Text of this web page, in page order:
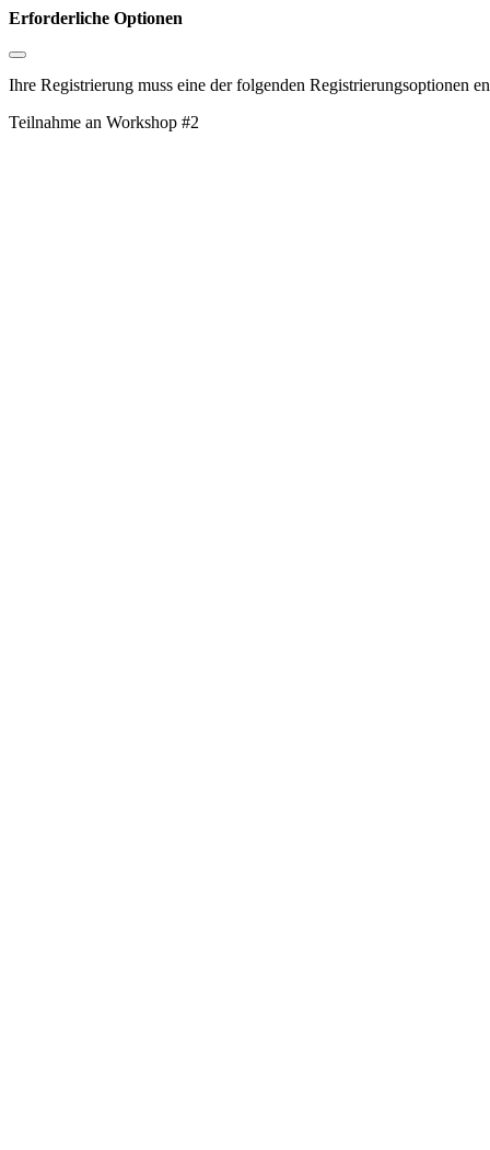
Erforderliche Optionen
Ihre Registrierung muss eine der folgenden Registrierungsoptionen
Teilnahme an Workshop #2